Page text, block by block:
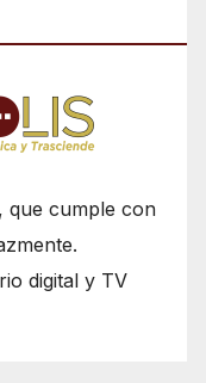
que cumple con
digital y TV